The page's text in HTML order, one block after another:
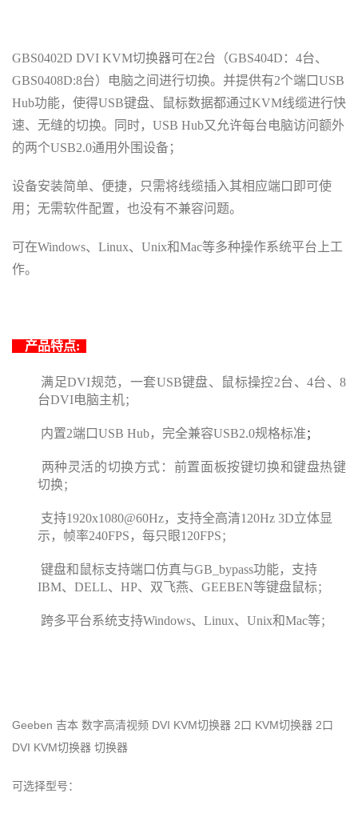
GBS0402D DVI KVM切换器可在2台 （GBS404D：4台、
GBS0408D:8台）
电脑之间进行切换。并提供有2个端口USB
Hub功能 ，使得USB键盘、
鼠标数据都通过KVM线缆进行快
速、 无缝的切换。 同时， USB Hub又允许每台电脑访问额外
的两个USB2.0通用外围设备；
设备安装简单、 便捷，
只需将线缆插入其相应端口即可使
用 ； 无需软件配置 ， 也没有不兼容问题。
可在Windows、Linux、Unix和Mac等多种操作系统平台上工
作。
产品特点:
满足DVI规范， 一套USB键盘、 鼠标操控2台、 4台、8
台DVI电脑主机；
内置2端口USB Hub，完全兼容USB2.0规格标准 ；
两种灵活的切换方式：前置面板按键切换和键盘热键
切换；
支持1920x1080@60Hz，支持全高清120Hz 3D立体显
示，帧率240FPS，每只眼120FPS ；
键盘和鼠标支持端口仿真与GB_ bypass功能，支持
IBM、DELL、HP、双飞燕、GEEBEN等键盘鼠标；
跨多平台系统支持Windows、 Linux、 Unix和Mac等；
Geeben 吉本 数字高清视频 DVI KVM切换器 2口 KVM切换器 2口
DVI KVM切换器 切换器
可选择型号：